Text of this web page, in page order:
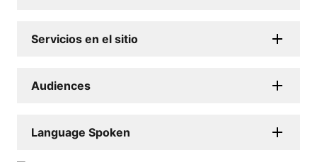
Servicios en el sitio
Audiences
Language Spoken